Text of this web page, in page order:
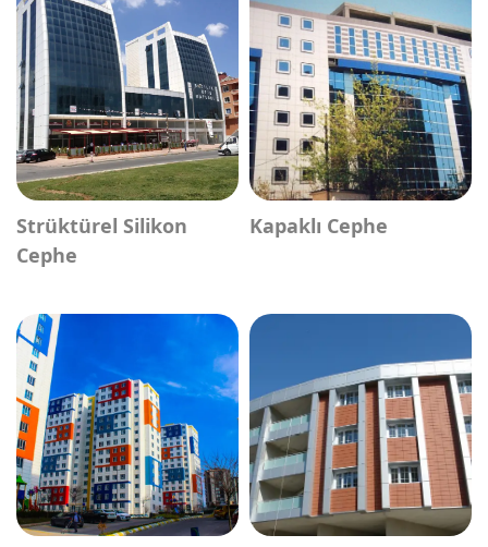
Motorlu Panjur Sistemleri
Alüminyum Korkuluk Sistemleri
Kış Bahçeleri
Strüktürel Silikon
Cephe
Kapaklı Cephe